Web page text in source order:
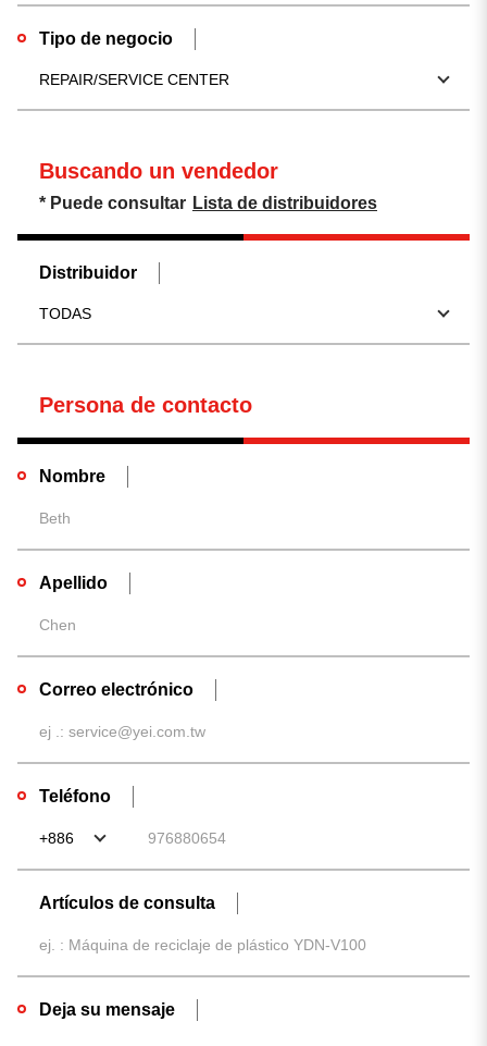
Tipo de negocio
REPAIR/SERVICE CENTER
Buscando un vendedor
* Puede consultar Lista de distribuidores
Distribuidor
TODAS
Persona de contacto
Nombre
Apellido
Correo electrónico
Teléfono
Artículos de consulta
Deja su mensaje